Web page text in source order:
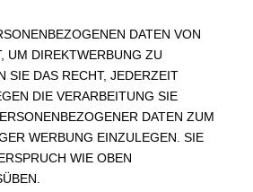
DATEN VON
UM DIREKTWERBUNG ZU
SIE DAS RECHT, JEDERZEIT
DIE VERARBEITUNG SIE
DATEN ZUM
WERBUNG EINZULEGEN. SIE
WIE OBEN